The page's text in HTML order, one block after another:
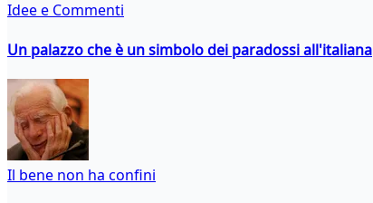
Idee e Commenti
Un palazzo che è un simbolo dei paradossi all'italiana
Il bene non ha confini